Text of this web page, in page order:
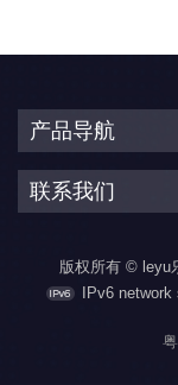
产品导航
联系我们
版权所有 © leyu
IPv6 network